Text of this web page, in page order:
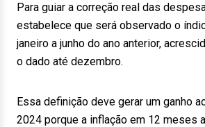
Para guiar a correção real das
estabelece que será observado o
janeiro a junho do ano anterior,
o dado até dezembro.
Essa definição deve gerar um ganho
2024 porque a inflação em 12 meses